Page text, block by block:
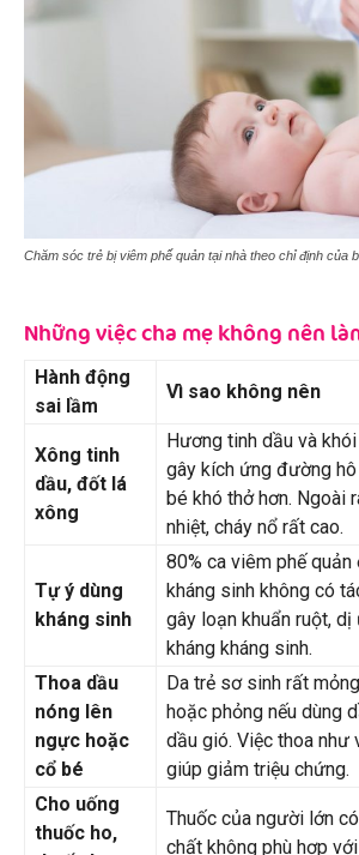
Chăm sóc trẻ bị viêm phế quản tại nhà theo chỉ định của
Những việc cha mẹ không nên
Hành động
sai lầm
Vì sao không nên
Xông tinh
dầu, đốt lá
xông
Hương tinh dầu và
gây kích ứng đường
bé khó thở hơn. Ngoài
nhiệt, cháy nổ rất cao.
Tự ý dùng
kháng sinh
80% ca viêm phế
kháng sinh không có
gây loạn khuẩn ruột,
kháng kháng sinh.
Thoa dầu
nóng lên
ngực hoặc
cổ bé
Da trẻ sơ sinh rất
hoặc phỏng nếu dùng
dầu gió. Việc thoa như
giúp giảm triệu chứng.
Cho uống
thuốc ho,
Thuốc của người lớn
chất không phù hợp